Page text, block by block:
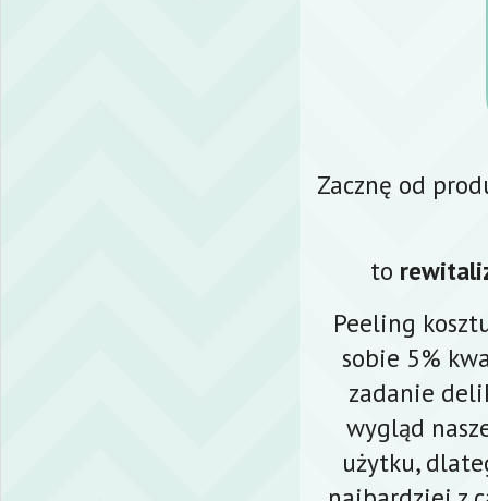
Zacznę od
to
Peeling
sobie 5%
zadanie
wygląd
użytku,